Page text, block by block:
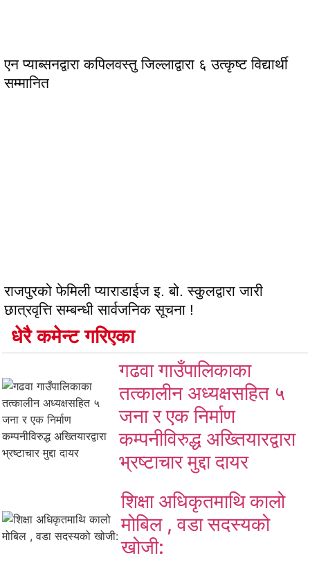
एन प्याब्सनद्वारा कपिलवस्तु जिल्लाद्वारा ६ उत्कृष्ट विद्यार्थी
सम्मानित
राजपुरको फेमिली प्याराडाईज इ. बो. स्कुलद्वारा जारी
छात्रवृत्ति सम्बन्धी सार्वजनिक सूचना !
धेरै कमेन्ट गरिएका
गढवा गाउँपालिकाका
तत्कालीन अध्यक्षसहित ५
जना र एक निर्माण
कम्पनीविरुद्ध अख्तियारद्वारा
भ्रष्टाचार मुद्दा दायर
शिक्षा अधिकृतमाथि कालो
मोबिल , वडा सदस्यको
खोजी: